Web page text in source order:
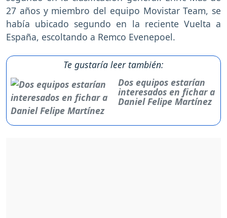
27 años y miembro del equipo Movistar Team, se
había ubicado segundo en la reciente Vuelta a
España, escoltando a Remco Evenepoel.
Te gustaría leer también:
Dos equipos estarían
interesados en fichar a
Daniel Felipe Martínez